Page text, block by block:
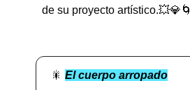
de su proyecto artístico.💥💎🌀
🎇 El cuerpo arropado